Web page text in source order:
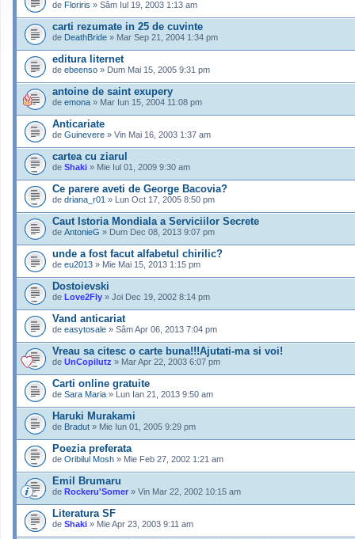
de Floriris » Sâm Iul 19, 2003 1:13 am
carti rezumate in 25 de cuvinte
de DeathBride » Mar Sep 21, 2004 1:34 pm
editura liternet
de ebeenso » Dum Mai 15, 2005 9:31 pm
antoine de saint exupery
de emona » Mar Iun 15, 2004 11:08 pm
Anticariate
de Guinevere » Vin Mai 16, 2003 1:37 am
cartea cu ziarul
de Shaki » Mie Iul 01, 2009 9:30 am
Ce parere aveti de George Bacovia?
de driana_r01 » Lun Oct 17, 2005 8:50 pm
Caut Istoria Mondiala a Serviciilor Secrete
de AntonieG » Dum Dec 08, 2013 9:07 pm
unde a fost facut alfabetul chirilic?
de eu2013 » Mie Mai 15, 2013 1:15 pm
Dostoievski
de Love2Fly » Joi Dec 19, 2002 8:14 pm
Vand anticariat
de easytosale » Sâm Apr 06, 2013 7:04 pm
Vreau sa citesc o carte buna!!!Ajutati-ma si voi!
de UnCopilutz » Mar Apr 22, 2003 6:07 pm
Carti online gratuite
de Sara Maria » Lun Ian 21, 2013 9:50 am
Haruki Murakami
de Bradut » Mie Iun 01, 2005 9:29 pm
Poezia preferata
de Oribilul Mosh » Mie Feb 27, 2002 1:21 am
Emil Brumaru
de Rockeru'Somer » Vin Mar 22, 2002 10:15 am
Literatura SF
de Shaki » Mie Apr 23, 2003 9:11 am